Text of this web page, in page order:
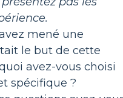
mené une
le but de cette
avez-vous choisi
spécifique ?